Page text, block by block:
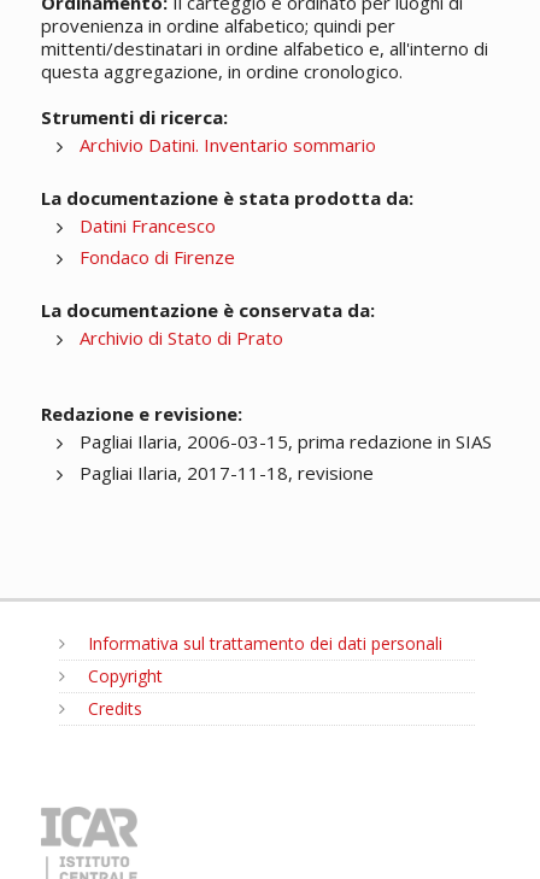
provenienza in ordine alfabetico; quindi per
mittenti/destinatari in ordine alfabetico e, all'interno di
questa aggregazione, in ordine cronologico.
Strumenti di ricerca:
Archivio Datini. Inventario sommario
La documentazione è stata prodotta da:
Datini Francesco
Fondaco di Firenze
La documentazione è conservata da:
Archivio di Stato di Prato
Redazione e revisione:
Pagliai Ilaria, 2006-03-15, prima redazione in SIAS
Pagliai Ilaria, 2017-11-18, revisione
Informativa sul trattamento dei dati personali
Copyright
Credits